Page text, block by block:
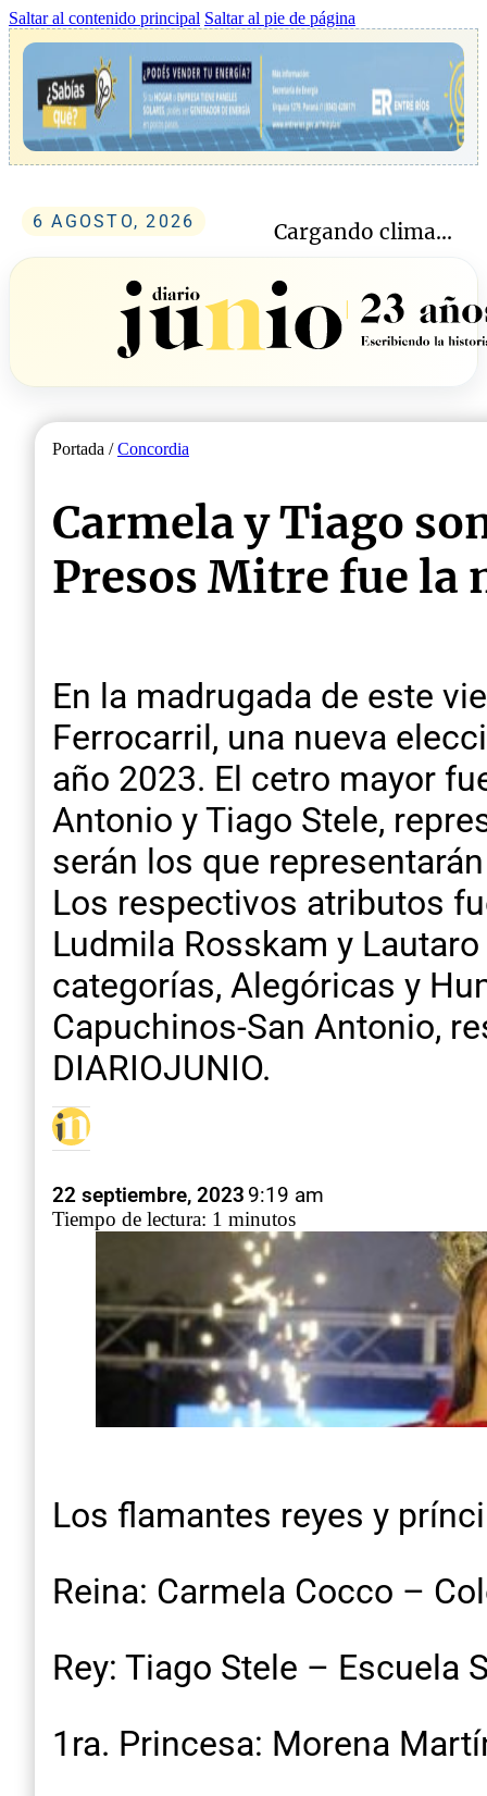
Saltar al contenido principal Saltar al pie de página
6 AGOSTO, 2026 Cargando clima...
Portada /Concordia
Carmela y Tiago
Presos Mitre fue la
En la madrugada de este
Ferrocarril, una nueva
año 2023. El cetro mayor
Antonio y Tiago Stele,
serán los que
Los respectivos atributos
Ludmila Rosskam y
categorías, Alegóricas y
Capuchinos-San Antonio,
DIARIOJUNIO.
22 septiembre, 2023 9:19 am
Tiempo de lectura: 1 minutos
Los flamantes reyes y
Reina: Carmela Cocco –
Rey: Tiago Stele – Escuela
1ra. Princesa: Morena